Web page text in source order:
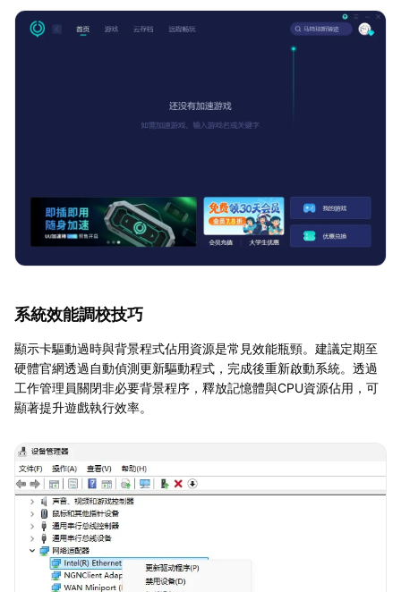
系統效能調校技巧
顯示卡驅動過時與背景程式佔用資源是常見效能瓶頸。建議定期至
硬體官網透過自動偵測更新驅動程式，完成後重新啟動系統。透過
工作管理員關閉非必要背景程序，釋放記憶體與CPU資源佔用，可
顯著提升遊戲執行效率。